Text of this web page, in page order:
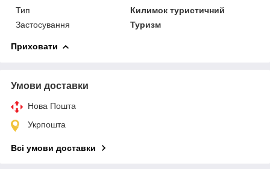
Тип
Килимок туристичний
Застосування
Туризм
Приховати
Умови доставки
Нова Пошта
Укрпошта
Всі умови доставки